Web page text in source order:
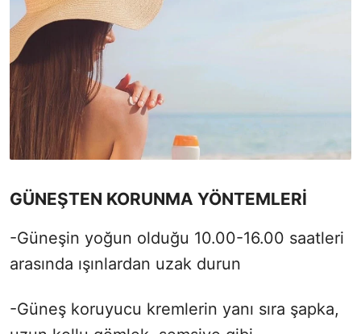
GÜNEŞTEN KORUNMA YÖNTEMLERİ
-Güneşin yoğun olduğu 10.00-16.00 saatleri
arasında ışınlardan uzak durun
-Güneş koruyucu kremlerin yanı sıra şapka,